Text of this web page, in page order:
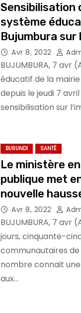
Sensibilisation
système
Bujumbura sur
en milieu
Avr 8, 2022
BUJUMBURA, 7 avr
éducatif de la
depuis le jeudi 7
sensibilisation sur
BURUNDI SANTÉ
Le ministère
publique met
nouvelle
Avr 8, 2022
BUJUMBURA, 7 avr
jours, cinquante-
communautaires
nombre connait
aux…